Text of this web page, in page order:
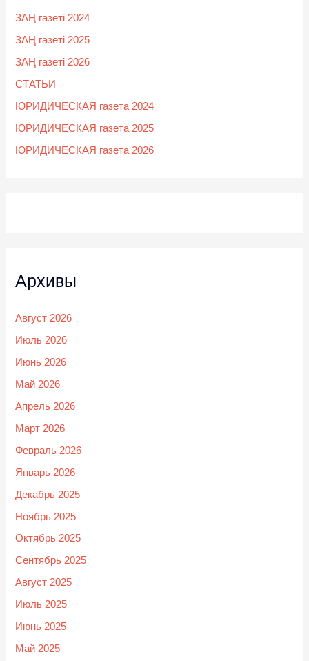
ЗАҢ газеті 2024
ЗАҢ газеті 2025
ЗАҢ газеті 2026
СТАТЬИ
ЮРИДИЧЕСКАЯ газета 2024
ЮРИДИЧЕСКАЯ газета 2025
ЮРИДИЧЕСКАЯ газета 2026
Архивы
Август 2026
Июль 2026
Июнь 2026
Май 2026
Апрель 2026
Март 2026
Февраль 2026
Январь 2026
Декабрь 2025
Ноябрь 2025
Октябрь 2025
Сентябрь 2025
Август 2025
Июль 2025
Июнь 2025
Май 2025